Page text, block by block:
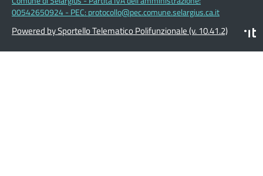
00542650924 - PEC: protocollo@pec.comune.selargius.ca.it
Powered by Sportello Telematico Polifunzionale (v. 10.41.2)